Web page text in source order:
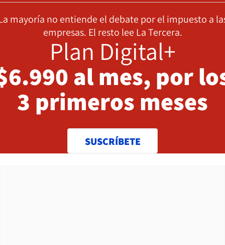
mayoría no entiende el debate por el impuesto a
empresas. El resto lee La Tercera.
Plan Digital+
al mes, por
3 primeros meses
SUSCRÍBETE